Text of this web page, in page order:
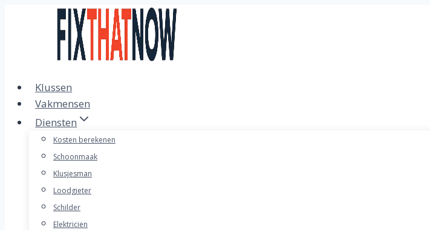
Klussen
Vakmensen
Diensten
Kosten berekenen
Schoonmaak
Klusjesman
Loodgieter
Schilder
Elektricien